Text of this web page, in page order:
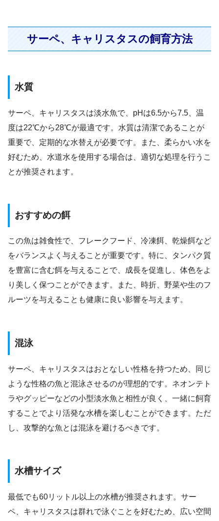
サーペ、キャリスタスの飼育方法
水質
サーペ、キャリスタスは淡水魚で、pHは6.5から7.5、温
度は22℃から28℃が最適です。水質は清潔であることが
重要で、定期的な水替えが必要です。また、柔らかい水を
好むため、水道水を使用する場合は、適切な処理を行うこ
とが推奨されます。
おすすめの餌
この魚は雑食性で、フレークフード、冷凍餌、乾燥餌など
をバランスよく与えることが重要です。特に、タンパク質
を豊富に含む餌を与えることで、成長を促進し、体色をよ
り美しく保つことができます。また、時折、野菜や生のフ
ルーツを与えることも健康に良い影響を与えます。
混泳
サーペ、キャリスタスはおとなしい性格を持つため、同じ
ような性格の魚と混泳させるのが理想的です。ネオンテト
ラやグッピーなどの小型淡水魚と相性が良く、一緒に飼育
することでより活発な水槽を楽しむことができます。ただ
し、攻撃的な魚とは混泳を避けるべきです。
水槽サイズ
最低でも60リットル以上の水槽が推奨されます。サー
ペ、キャリスタスは群れで泳ぐことを好むため、広い空間